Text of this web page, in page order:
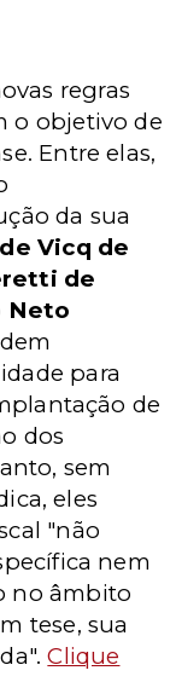
regras
o objetivo de
Entre elas,
da sua
Vicq de
de
Neto
para
de
dos
sem
eles
"não
nem
no âmbito
tese, sua
Clique